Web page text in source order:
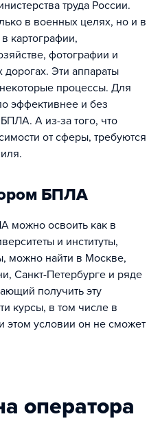
труда России.
в военных целях, но и в
картографии,
фотографии и
Эти аппараты
процессы. Для
эффективнее и без
А из-за того, что
от сферы, требуются
БПЛА
можно освоить как в
и институты,
можно найти в Москве,
Санкт-Петербурге и ряде
получить эту
курсы, в том числе в
этом условии он не сможет
оператора